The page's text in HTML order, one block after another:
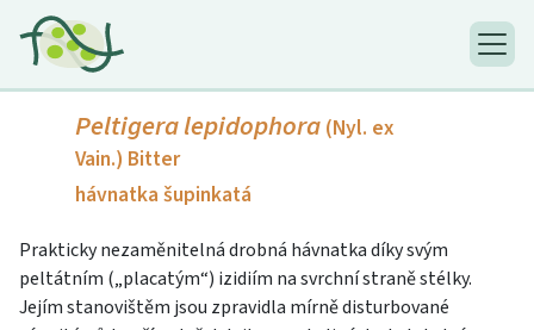
Peltigera lepidophora (Nyl. ex
Vain.) Bitter
hávnatka šupinkatá
Prakticky nezaměnitelná drobná hávnatka díky svým
peltátním („placatým“) izidiím na svrchní straně stélky.
Jejím stanovištěm jsou zpravidla mírně disturbované